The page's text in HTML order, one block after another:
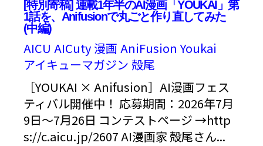
[特別寄稿] 連載1年半のAI漫画「YOUKAI」第
1話を、Anifusionで丸ごと作り直してみた
(中編)
AICU AICuty 漫画 AniFusion Youkai
アイキューマガジン 殻尾
［YOUKAI × Anifusion］AI漫画フェス
ティバル開催中！ 応募期間：2026年7月
9日〜7月26日 コンテストページ →http
s://c.aicu.jp/2607 AI漫画家 殻尾さん...